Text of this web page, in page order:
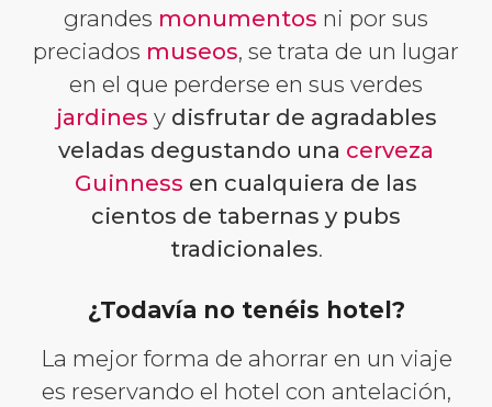
grandes monumentos ni por sus
preciados museos, se trata de un lugar
en el que perderse en sus verdes
jardines y disfrutar de agradables
veladas degustando una cerveza
Guinness en cualquiera de las
cientos de tabernas y pubs
tradicionales.
¿Todavía no tenéis hotel?
La mejor forma de ahorrar en un viaje
es reservando el hotel con antelación,